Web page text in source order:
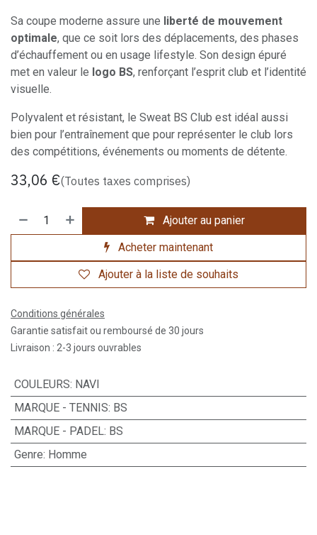
Sa coupe moderne assure une liberté de mouvement
optimale, que ce soit lors des déplacements, des phases
d’échauffement ou en usage lifestyle. Son design épuré
met en valeur le logo BS, renforçant l’esprit club et l’identité
visuelle.
Polyvalent et résistant, le Sweat BS Club est idéal aussi
bien pour l’entraînement que pour représenter le club lors
des compétitions, événements ou moments de détente.
33,06 €(Toutes taxes comprises)
Ajouter au panier
Acheter maintenant
Ajouter à la liste de souhaits
Conditions générales
Garantie satisfait ou remboursé de 30 jours
Livraison : 2-3 jours ouvrables
COULEURS: NAVI
MARQUE - TENNIS: BS
MARQUE - PADEL: BS
Genre: Homme